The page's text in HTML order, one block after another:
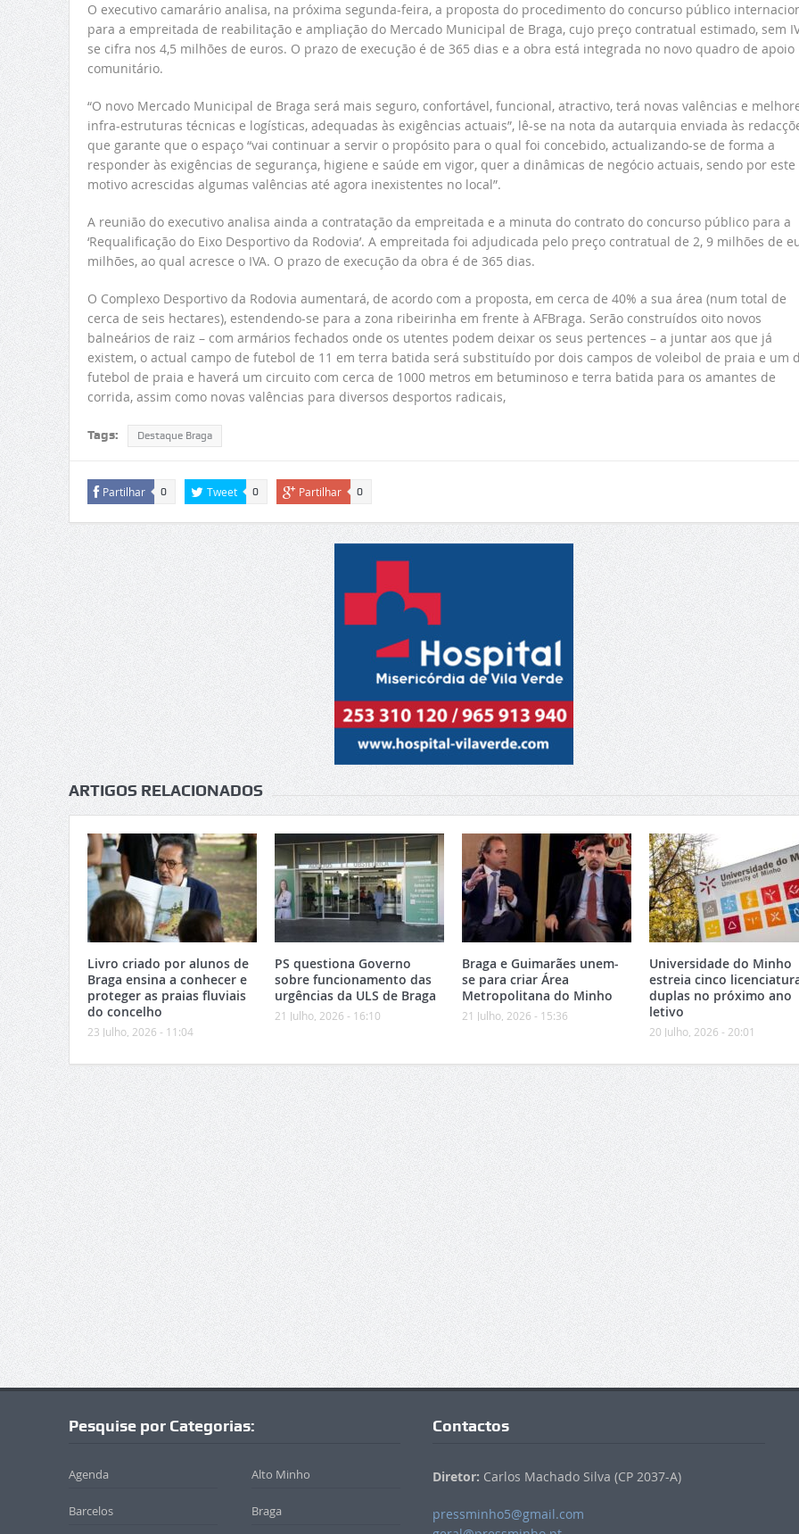
O executivo camarário analisa, na próxima segunda-feira, a proposta do procedimento do concurso público
para a empreitada de reabilitação e ampliação do Mercado Municipal de Braga, cujo preço contratual estimado, sem
se cifra nos 4,5 milhões de euros. O prazo de execução é de 365 dias e a obra está integrada no novo quadro de apoio
comunitário.
“O novo Mercado Municipal de Braga será mais seguro, confortável, funcional, atractivo, terá novas valências e
infra-estruturas técnicas e logísticas, adequadas às exigências actuais”, lê-se na nota da autarquia enviada às
que garante que o espaço “vai continuar a servir o propósito para o qual foi concebido, actualizando-se de forma a
responder às exigências de segurança, higiene e saúde em vigor, quer a dinâmicas de negócio actuais, sendo por este
motivo acrescidas algumas valências até agora inexistentes no local”.
A reunião do executivo analisa ainda a contratação da empreitada e a minuta do contrato do concurso público para a
‘Requalificação do Eixo Desportivo da Rodovia’. A empreitada foi adjudicada pelo preço contratual de 2, 9 milhões de
milhões, ao qual acresce o IVA. O prazo de execução da obra é de 365 dias.
O Complexo Desportivo da Rodovia aumentará, de acordo com a proposta, em cerca de 40% a sua área (num total de
cerca de seis hectares), estendendo-se para a zona ribeirinha em frente à AFBraga. Serão construídos oito novos
balneários de raiz – com armários fechados onde os utentes podem deixar os seus pertences – a juntar aos que já
existem, o actual campo de futebol de 11 em terra batida será substituído por dois campos de voleibol de praia e um
futebol de praia e haverá um circuito com cerca de 1000 metros em betuminoso e terra batida para os amantes de
corrida, assim como novas valências para diversos desportos radicais,
Tags: Destaque Braga
Partilhar 0 Tweet 0 Partilhar 0
ARTIGOS RELACIONADOS
Livro criado por alunos de
Braga ensina a conhecer e
proteger as praias fluviais
do concelho
23 Julho, 2026 - 11:04
PS questiona Governo
sobre funcionamento das
urgências da ULS de Braga
21 Julho, 2026 - 16:10
Braga e Guimarães unem-
se para criar Área
Metropolitana do Minho
21 Julho, 2026 - 15:36
Universidade do Minho
estreia cinco
duplas no próximo ano
letivo
20 Julho, 2026 - 20:01
Pesquise por Categorias:
Agenda Alto Minho
Barcelos Braga
Contactos
Diretor: Carlos Machado Silva (CP 2037-A)
pressminho5@gmail.com